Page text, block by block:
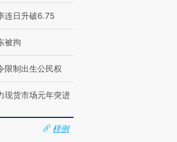
连日升破6.75
被拘
限制出生公民权
现货市场元年突进
样例